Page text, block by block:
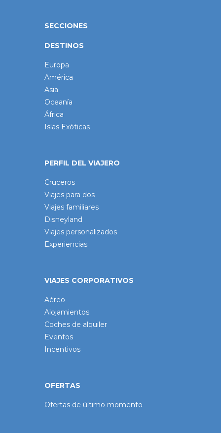
SECCIONES
DESTINOS
Europa
América
Asia
Oceanía
África
Islas Exóticas
PERFIL DEL VIAJERO
Cruceros
Viajes para dos
Viajes familiares
Disneyland
Viajes personalizados
Experiencias
VIAJES CORPORATIVOS
Aéreo
Alojamientos
Coches de alquiler
Eventos
Incentivos
OFERTAS
Ofertas de último momento